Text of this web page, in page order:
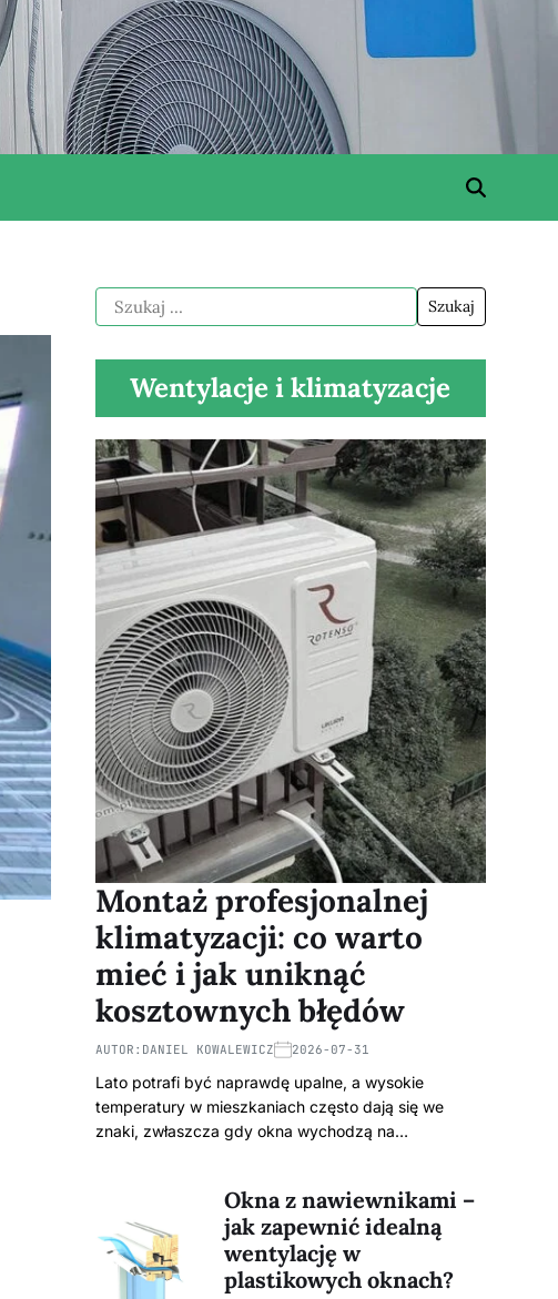
Wentylacje i klimatyzacje
Montaż profesjonalnej
klimatyzacji: co warto
mieć i jak uniknąć
kosztownych błędów
AUTOR: DANIEL KOWALEWICZ 2026-07-31
Lato potrafi być naprawdę upalne, a wysokie
temperatury w mieszkaniach często dają się we
znaki, zwłaszcza gdy okna wychodzą na…
Okna z nawiewnikami –
jak zapewnić idealną
wentylację w
plastikowych oknach?